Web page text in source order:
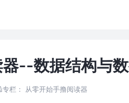
--数据结构与数
专栏： 从零开始手撸阅读器